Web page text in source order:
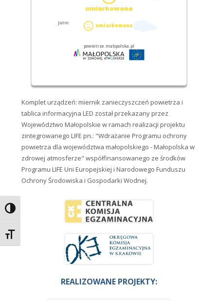
Przełącz wysoki kontrast
Zmień rozmiar czcionek
Komplet urządzeń: miernik zanieczyszczeń powietrza i
tablica informacyjna LED został przekazany przez
Województwo Małopolskie w ramach realizacji projektu
zintegrowanego LIFE pn.: "Wdrażanie Programu ochrony
powietrza dla województwa małopolskiego - Małopolska w
zdrowej atmosferze" współfinansowanego ze środków
Programu LIFE Uni Europejskiej i Narodowego Funduszu
Ochrony Środowiska i Gospodarki Wodnej.
REALIZOWANE PROJEKTY: